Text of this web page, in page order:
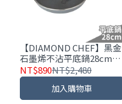
【DIAMOND CHEF】黑金
石墨烯不沾平底鍋28cm｜
含蓋｜IH爐可用
NT$890NT$2,480
加入購物車